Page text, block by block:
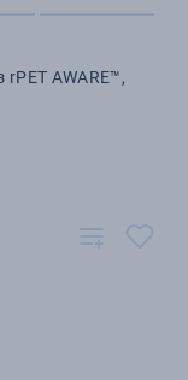
AWARE™,